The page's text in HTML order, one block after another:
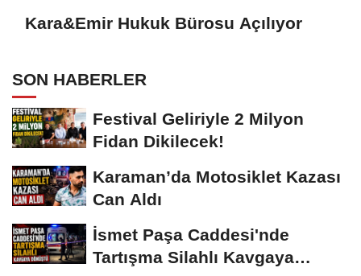
Kara&Emir Hukuk Bürosu Açılıyor
SON HABERLER
Festival Geliriyle 2 Milyon
Fidan Dikilecek!
Karaman’da Motosiklet Kazası
Can Aldı
İsmet Paşa Caddesi'nde
Tartışma Silahlı Kavgaya